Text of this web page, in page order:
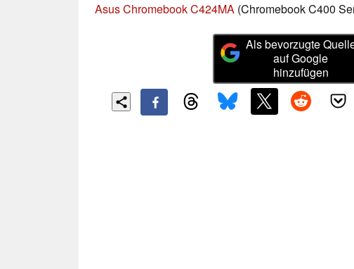
Asus Chromebook C424MA (Chromebook C400
Als bevorzugte
auf Google
hinzufügen